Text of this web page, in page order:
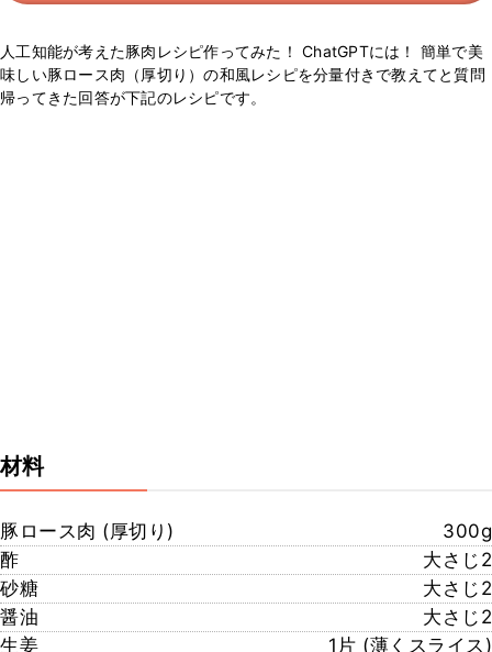
人工知能が考えた豚肉レシピ作ってみた！ ChatGPTには！ 簡単で美
味しい豚ロース肉（厚切り）の和風レシピを分量付きで教えてと質問
帰ってきた回答が下記のレシピです。
材料
豚ロース肉 (厚切り)
300g
酢
大さじ2
砂糖
大さじ2
醤油
大さじ2
生姜
1片 (薄くスライス)